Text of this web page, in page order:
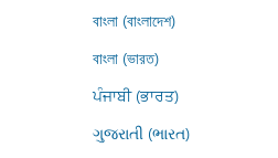
বাংলা (বাংলাদেশ)
বাংলা (ভারত)
ਪੰਜਾਬੀ (ਭਾਰਤ)
ગુજરાતી (ભારત)